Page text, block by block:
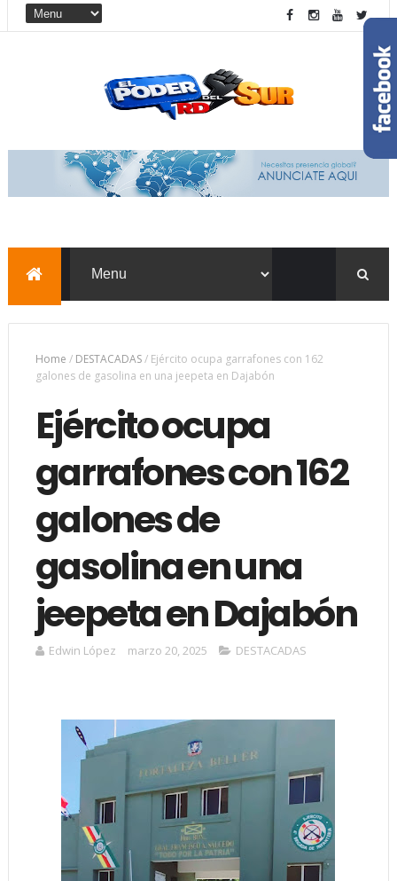
Home / DESTACADAS/ Ejército ocupa garrafones con 162
galones de gasolina en una jeepeta en Dajabón
Ejército ocupa
garrafones con 162
galones de
gasolina en una
jeepeta en Dajabón
Edwin López marzo 20, 2025 DESTACADAS